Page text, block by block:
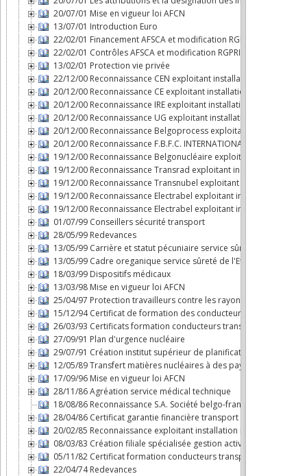
20/07/01 Mise en vigueur loi AFCN
13/07/01 Introduction Euro
22/02/01 Financement AFSCA et modification RGPRI
22/02/01 Contrôles AFSCA et modification RGPRI
13/02/01 Protection vie privée
22/12/00 Reconnaissance CEN exploitant installation nucléaire
20/12/00 Reconnaissance CE exploitant installation nucléaire
20/12/00 Reconnaissance IRE exploitant installation nucléaire
20/12/00 Reconnaissance UG exploitant installation nucléaire
20/12/00 Reconnaissance Belgoprocess exploitant installation
20/12/00 Reconnaissance F.B.F.C. INTERNATIONAL exploitant
19/12/00 Reconnaissance Belgonucléaire exploitant installation
19/12/00 Reconnaissance Transrad exploitant installation
19/12/00 Reconnaissance Transnubel exploitant installation
19/12/00 Reconnaissance Electrabel exploitant installation
19/12/00 Reconnaissance Electrabel exploitant installation
01/07/99 Conseillers sécurité transport
28/05/99 Redevances
13/05/99 Carrière et statut pécuniaire service sûreté de l'Etat
13/05/99 Cadre oreganique service sûreté de l'Etat dans le
18/03/99 Dispositifs médicaux
13/03/98 Mise en vigueur loi AFCN
25/04/97 Protection travailleurs contre les rayonnements
15/12/94 Certificat de formation des conducteurs transport
26/03/93 Certificats formation conducteurs transport par route
27/09/91 Plan d'urgence nucléaire
29/07/91 Création institut supérieur de planification d'urgence
12/05/89 Transfert matières nucléaires à des pays non dotés
17/09/96 Mise en vigueur loi AFCN
28/11/86 Agréation service médical technique
18/08/86 Reconnaissance S.A. Société belgo-française d'énergie
28/04/86 Certificat garantie financière transport substances
20/02/85 Reconnaissance exploitant installation nucléaire
08/03/83 Création filiale spécialisée gestion activités du cycle
05/11/82 Certificat formation conducteurs transport par route
22/04/74 Redevances